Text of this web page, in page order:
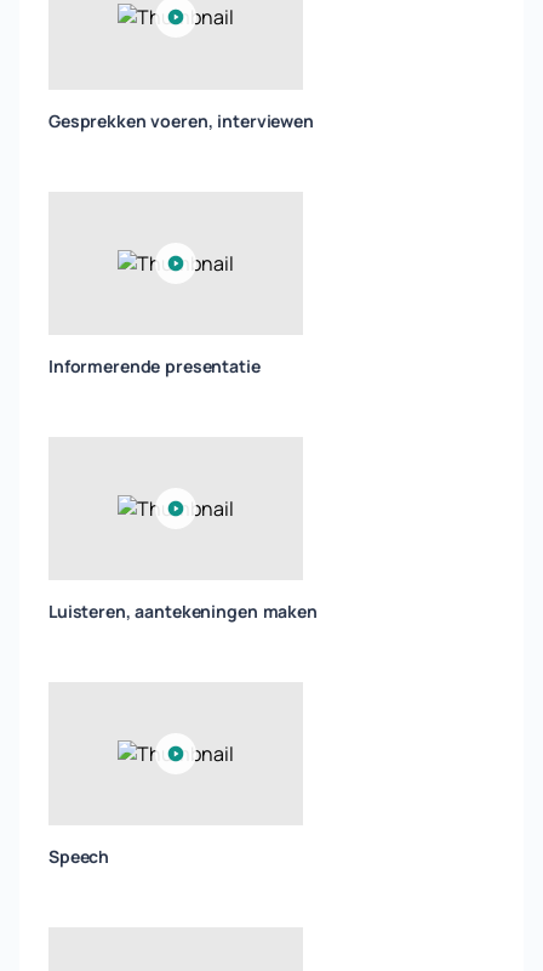
Gesprekken voeren, interviewen
Informerende presentatie
Luisteren, aantekeningen maken
Speech